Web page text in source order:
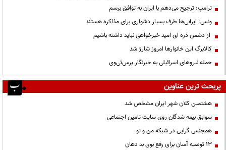
ترامپ: ترجیح می‌دهم با ایران به توافق برسم
ونس: ایرانی‌ها طرف بسیار دشواری برای مذاکره هستند
از دشمن ذره ای امید خیرخواهی نباید داشته باشیم
کالابرگ این خانوارها امروز شارژ شد
حمله نیروهای اسرائیلی به خبرنگار پرس‌تی‌وی
پربحث ترین عناوین
هشتمین کلان شهر ایران مشخص شد
سوابق بیمه شدگان روی سایت تامین اجتماعی
همجنس گرایی در شبکه من و تو
13 توصیه آسان برای رفع بوی بد دهان